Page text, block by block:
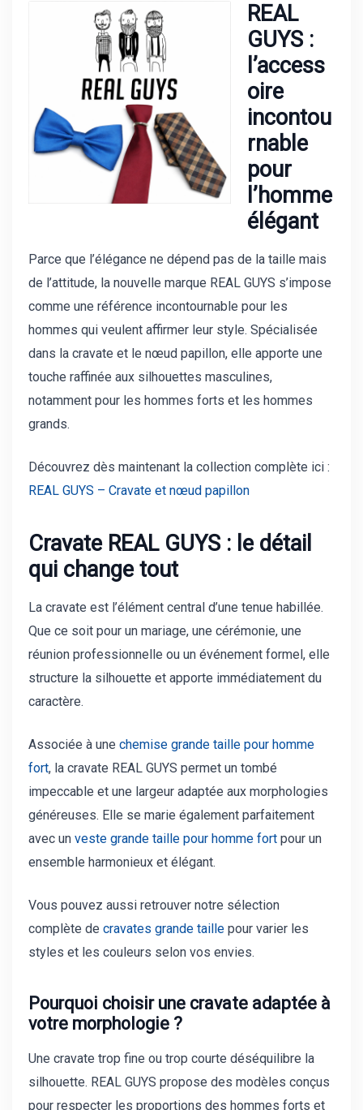
REAL
GUYS :
l’access
oire
incontou
rnable
pour
l’homme
élégant
Parce que l’élégance ne dépend pas de la taille mais
de l’attitude, la nouvelle marque REAL GUYS s’impose
comme une référence incontournable pour les
hommes qui veulent affirmer leur style. Spécialisée
dans la cravate et le nœud papillon, elle apporte une
touche raffinée aux silhouettes masculines,
notamment pour les hommes forts et les hommes
grands.
Découvrez dès maintenant la collection complète ici :
REAL GUYS – Cravate et nœud papillon
Cravate REAL GUYS : le détail
qui change tout
La cravate est l’élément central d’une tenue habillée.
Que ce soit pour un mariage, une cérémonie, une
réunion professionnelle ou un événement formel, elle
structure la silhouette et apporte immédiatement du
caractère.
Associée à une chemise grande taille pour homme
fort, la cravate REAL GUYS permet un tombé
impeccable et une largeur adaptée aux morphologies
généreuses. Elle se marie également parfaitement
avec un veste grande taille pour homme fort pour un
ensemble harmonieux et élégant.
Vous pouvez aussi retrouver notre sélection
complète de cravates grande taille pour varier les
styles et les couleurs selon vos envies.
Pourquoi choisir une cravate adaptée à
votre morphologie ?
Une cravate trop fine ou trop courte déséquilibre la
silhouette. REAL GUYS propose des modèles conçus
pour respecter les proportions des hommes forts et